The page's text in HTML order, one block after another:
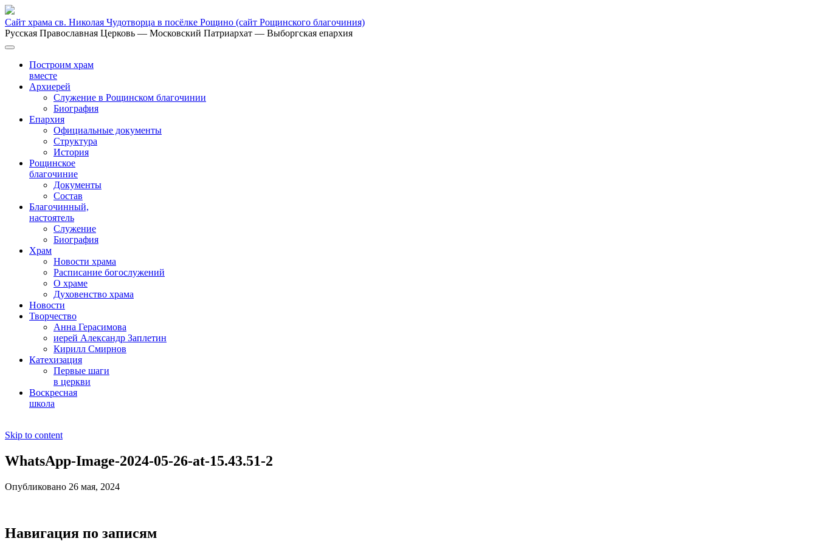
Сайт храма св. Николая Чудотворца в посёлке Рощино (сайт Рощинского благочиния)
Русская Православная Церковь — Московский Патриархат — Выборгская епархия
Построим храм
вместе
Архиерей
Служение в Рощинском благочинии
Биография
Епархия
Официальные документы
Структура
История
Рощинское
благочиние
Документы
Состав
Благочинный,
настоятель
Служение
Биография
Храм
Новости храма
Расписание богослужений
О храме
Духовенство храма
Новости
Творчество
Анна Герасимова
иерей Александр Заплетин
Кирилл Смирнов
Катехизация
Первые шаги
в церкви
Воскресная
школа
Skip to content
WhatsApp-Image-2024-05-26-at-15.43.51-2
Опубликовано 26 мая, 2024
Навигация по записям